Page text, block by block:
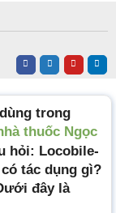
trong
thuốc Ngọc
hỏi: Locobile-
tác dụng gì?
đây là